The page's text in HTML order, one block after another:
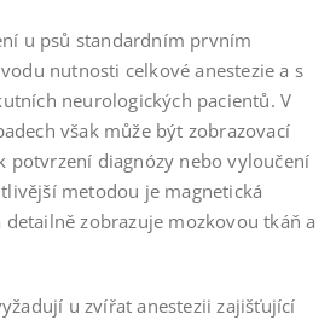
u psů standardním prvním
nutnosti celkové anestezie a s
neurologických pacientů. V
však může být zobrazovací
potvrzení diagnózy nebo vyloučení
metodou je magnetická
detailně zobrazuje mozkovou tkáň a
u zvířat anestezii zajišťující